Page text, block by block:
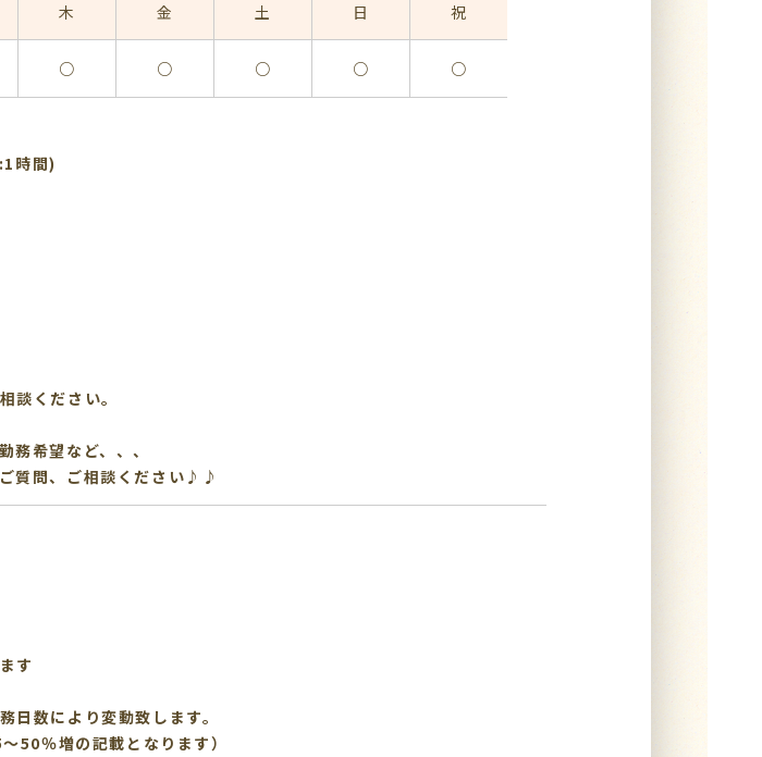
木 金 土 日 祝
○ ○ ○ ○ ○
時間)
談ください。
希望など、、、
質問、ご相談ください♪♪
す
数により変動致します。
50％増の記載となります）